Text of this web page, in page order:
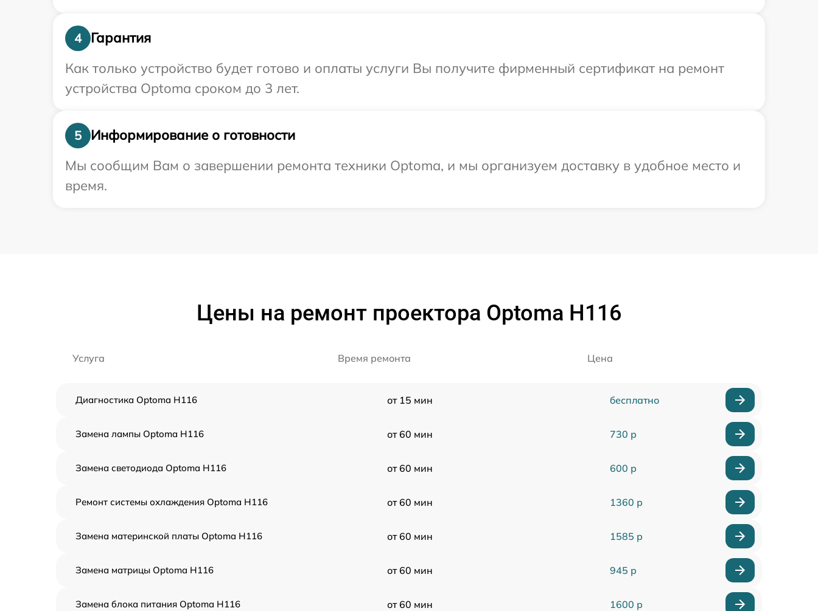
4
Гарантия
Как только устройство будет готово и оплаты услуги Вы получите фирменный сертификат на ремонт
устройства Optoma сроком до 3 лет.
5
Информирование о готовности
Мы сообщим Вам о завершении ремонта техники Optoma, и мы организуем доставку в удобное место и
время.
Цены на ремонт проектора Optoma H116
Услуга Время ремонта Цена
Диагностика Optoma H116 от 15 мин бесплатно
Замена лампы Optoma H116 от 60 мин 730 р
Замена светодиода Optoma H116 от 60 мин 600 р
Ремонт системы охлаждения Optoma H116 от 60 мин 1360 р
Замена материнской платы Optoma H116 от 60 мин 1585 р
Замена матрицы Optoma H116 от 60 мин 945 р
Замена блока питания Optoma H116 от 60 мин 1600 р